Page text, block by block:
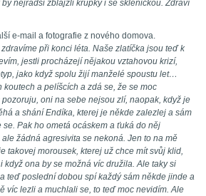
nejradši zblajzli křupky i se skleničkou. Zdraví
e-mail a fotografie z nového domova.
při konci léta. Naše zlatíčka jsou teď k
jestli procházejí nějakou vztahovou krizí,
jako když spolu žijí manželé spoustu let…
koutech a pelíšcích a zdá se, že se moc
oni na sebe nejsou zlí, naopak, když je
a shání Endíka, kterej je někde zalezlej a sám
Pak ho ometá ocáskem a ťuká do něj
žádná agresivita se nekoná. Jen to na mě
takovej morousek, kterej už chce mít svůj klid,
když ona by se možná víc družila. Ale taky si
teď poslední dobou spí každý sám někde jinde a
víc lezli a muchlali se, to teď moc nevidím. Ale